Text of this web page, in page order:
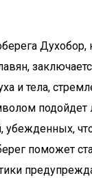
Духобор,
и тела,
поможет